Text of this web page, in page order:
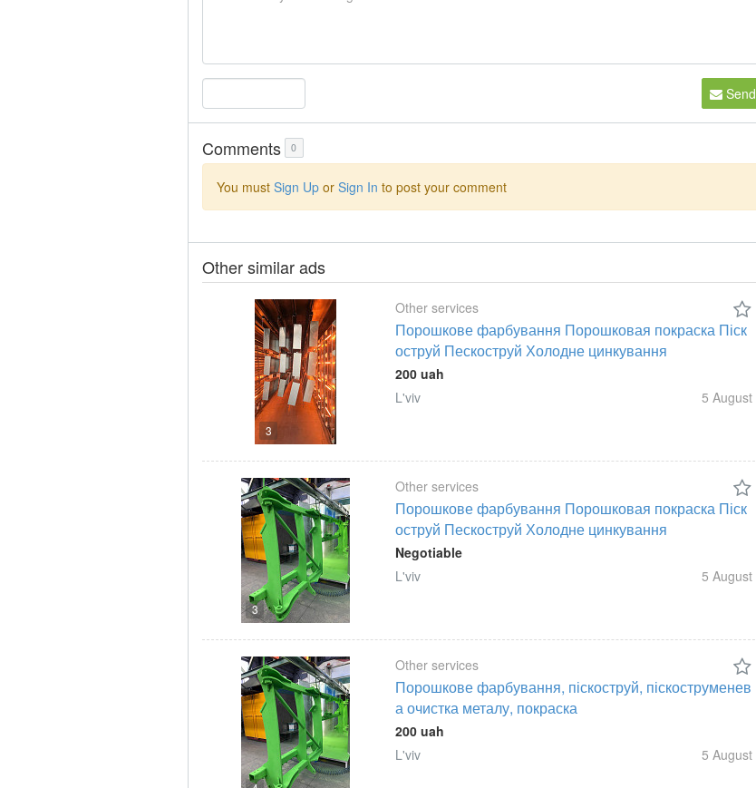
Send
Comments 0
You must Sign Up or Sign In to post your comment
Other similar ads
3
Other services
Порошкове фарбування Порошковая покраска Піск
оструй Пескоструй Холодне цинкування
200 uah
L'viv
5 August
3
Other services
Порошкове фарбування Порошковая покраска Піск
оструй Пескоструй Холодне цинкування
Negotiable
L'viv
5 August
Other services
Порошкове фарбування, піскоструй, піскоструменев
а очистка металу, покраска
200 uah
L'viv
5 August